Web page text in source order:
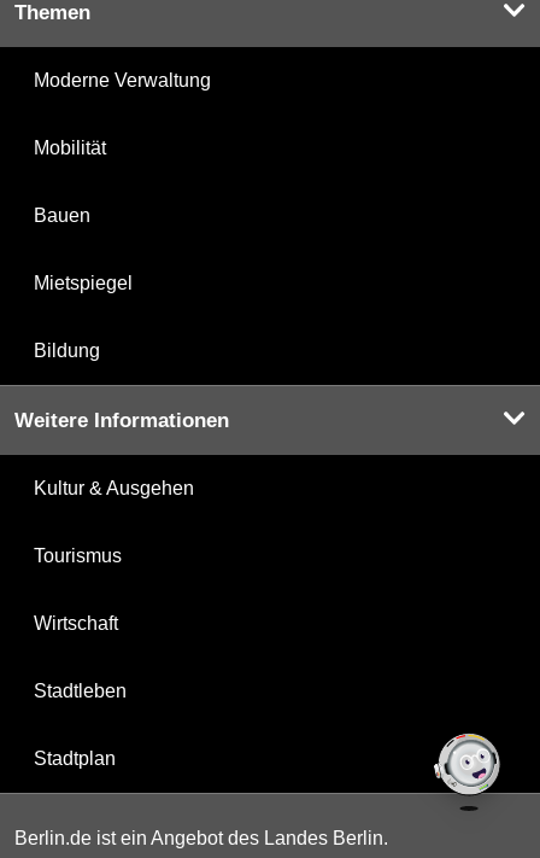
Themen
Moderne Verwaltung
Mobilität
Bauen
Mietspiegel
Bildung
Weitere Informationen
Kultur & Ausgehen
Tourismus
Wirtschaft
Stadtleben
Stadtplan
Berlin.de ist ein Angebot des Landes Berlin.